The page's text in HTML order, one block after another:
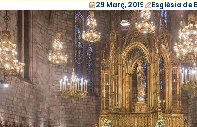
29 Març, 2019 Església de